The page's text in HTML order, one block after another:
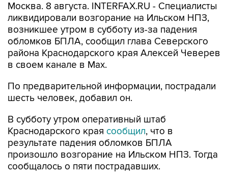
Москва. 8 августа. INTERFAX.RU - Специалисты
ликвидировали возгорание на Ильском НПЗ,
возникшее утром в субботу из-за падения
обломков БПЛА, сообщил глава Северского
района Краснодарского края Алексей Чеверев
в своем канале в Max.
По предварительной информации, пострадали
шесть человек, добавил он.
В субботу утром оперативный штаб
Краснодарского края сообщил, что в
результате падения обломков БПЛА
произошло возгорание на Ильском НПЗ. Тогда
сообщалось о пяти пострадавших.